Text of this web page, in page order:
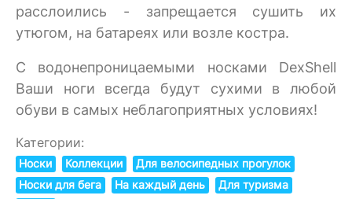
расслоились - запрещается сушить их
утюгом, на батареях или возле костра.
C водонепроницаемыми носками DexShell
Ваши ноги всегда будут сухими в любой
обуви в самых неблагоприятных условиях!
Категории:
Носки Коллекции
Для велосипедных прогулок
Носки для бега
На каждый день
Для туризма